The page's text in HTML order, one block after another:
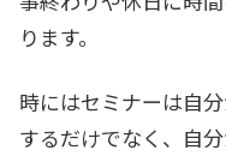
ります。
時にはセミナーは自
するだけでなく、自